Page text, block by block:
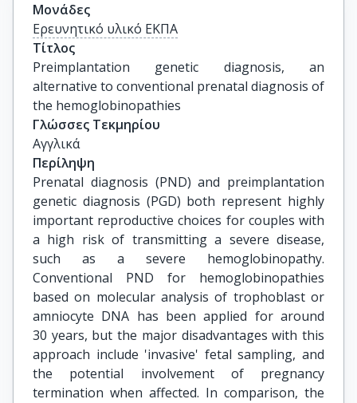
Μονάδες
Ερευνητικό υλικό ΕΚΠΑ
Τίτλος
Preimplantation genetic diagnosis, an
alternative to conventional prenatal diagnosis of
the hemoglobinopathies
Γλώσσες Τεκμηρίου
Αγγλικά
Περίληψη
Prenatal diagnosis (PND) and preimplantation
genetic diagnosis (PGD) both represent highly
important reproductive choices for couples with
a high risk of transmitting a severe disease,
such as a severe hemoglobinopathy.
Conventional PND for hemoglobinopathies
based on molecular analysis of trophoblast or
amniocyte DNA has been applied for around
30 years, but the major disadvantages with this
approach include 'invasive' fetal sampling, and
the potential involvement of pregnancy
termination when affected. In comparison, the